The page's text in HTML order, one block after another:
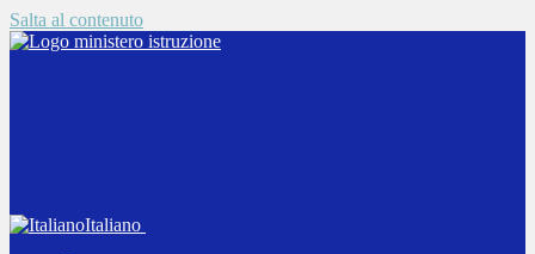
Salta al contenuto
Italiano